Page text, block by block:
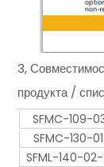
3,
продукта /
SFMC-109-
SFMC-130-
SFML-140-